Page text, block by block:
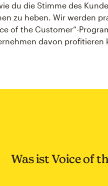
du die Stimme des
zu heben. Wir werden
of the Customer“-
davon profitieren
Was ist Voice of